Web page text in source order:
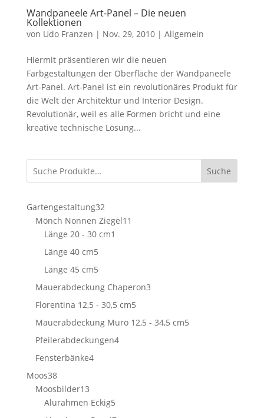
Wandpaneele Art-Panel – Die neuen
Kollektionen
von Udo Franzen | Nov. 29, 2010| Allgemein
Hiermit präsentieren wir die neuen
Farbgestaltungen der Oberfläche der Wandpaneele
Art-Panel. Art-Panel ist ein revolutionäres Produkt für
die Welt der Architektur und Interior Design.
Revolutionär, weil es alle Formen bricht und eine
kreative technische Lösung...
Suche
Gartengestaltung3232
Produkte
Mönch Nonnen Ziegel11
Länge 20 - 30 cm1
Länge 40 cm55
Produkte
Länge 45 cm55
Produkte
Mauerabdeckung Chaperon33
Florentina 12,5 - 30,5 cm55
Produkte
Mauerabdeckung Muro 12,5 - 34,5 cm55
Pfeilerabdeckungen44
Fensterbänke44
Moos3838
Produkte
Moosbilder1313
Produkte
Alurahmen Eckig55
Produkte